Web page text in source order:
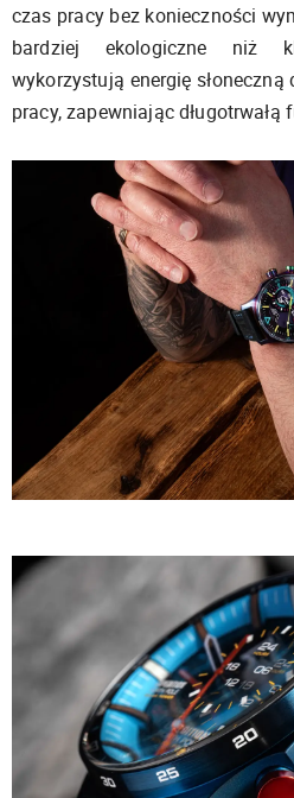
czas pracy bez konieczności
bardziej ekologiczne niż
wykorzystują energię
pracy, zapewniając długotrwałą